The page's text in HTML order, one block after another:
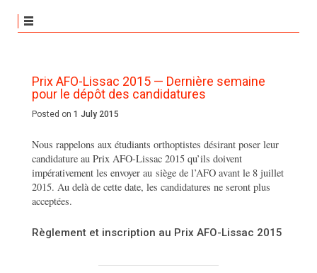
Prix AFO-Lissac 2015 — Dernière semaine
pour le dépôt des candidatures
Posted on 1 July 2015
Nous rappelons aux étudiants orthoptistes désirant poser leur
candidature au Prix AFO-Lissac 2015 qu’ils doivent
impérativement les envoyer au siège de l’AFO avant le 8 juillet
2015. Au delà de cette date, les candidatures ne seront plus
acceptées.
Règlement et inscription au Prix AFO-Lissac 2015